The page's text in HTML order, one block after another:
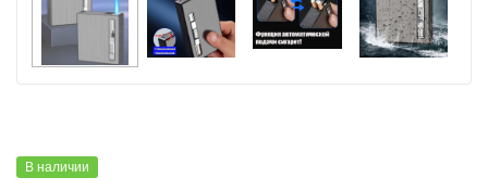
В наличии